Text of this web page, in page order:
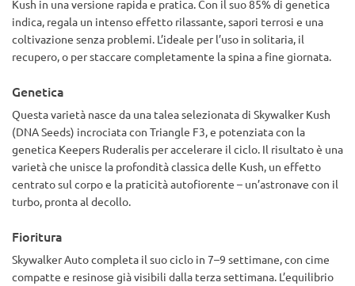
Kush in una versione rapida e pratica. Con il suo 85% di genetica
indica, regala un intenso effetto rilassante, sapori terrosi e una
coltivazione senza problemi. L’ideale per l’uso in solitaria, il
recupero, o per staccare completamente la spina a fine giornata.
Genetica
Questa varietà nasce da una talea selezionata di Skywalker Kush
(DNA Seeds) incrociata con Triangle F3, e potenziata con la
genetica Keepers Ruderalis per accelerare il ciclo. Il risultato è una
varietà che unisce la profondità classica delle Kush, un effetto
centrato sul corpo e la praticità autofiorente – un’astronave con il
turbo, pronta al decollo.
Fioritura
Skywalker Auto completa il suo ciclo in 7–9 settimane, con cime
compatte e resinose già visibili dalla terza settimana. L’equilibrio